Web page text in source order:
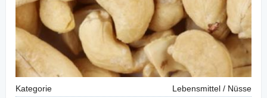
Kategorie
Lebensmittel / Nüsse